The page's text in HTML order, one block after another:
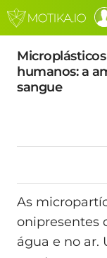
humanos: a
sangue
As
onipresentes
água e no ar.